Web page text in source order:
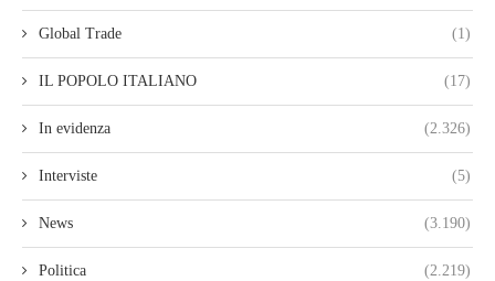
Global Trade (1)
IL POPOLO ITALIANO (17)
In evidenza (2.326)
Interviste (5)
News (3.190)
Politica (2.219)